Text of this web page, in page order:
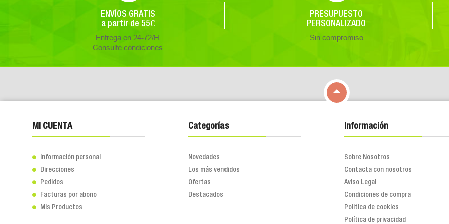
ENVÍOS GRATIS
a partir de 55€
Entrega en 24-72/H.
Consulte condiciones.
PRESUPUESTO
PERSONALIZADO
Sin compromiso

MI CUENTA
 Información personal
 Direcciones
 Pedidos
 Facturas por abono
 Mis Productos
Categorías
Novedades
Los más vendidos
Ofertas
Destacados
Información
Sobre Nosotros
Contacta con nosotros
Aviso Legal
Condiciones de compra
Política de cookies
Política de privacidad